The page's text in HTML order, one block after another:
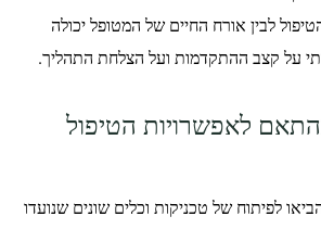
לבין אורח החיים של המטופל יכולה
על קצב ההתקדמות ועל הצלחת התהליך.
לאפשרויות הטיפול
לפיתוח של טכניקות וכלים שונים שנועדו